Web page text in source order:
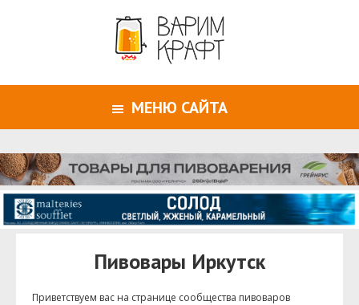
МЕНЮ САЙТА
Пивовары Иркутск
Приветствуем ваc на странице сообщества пивоваров